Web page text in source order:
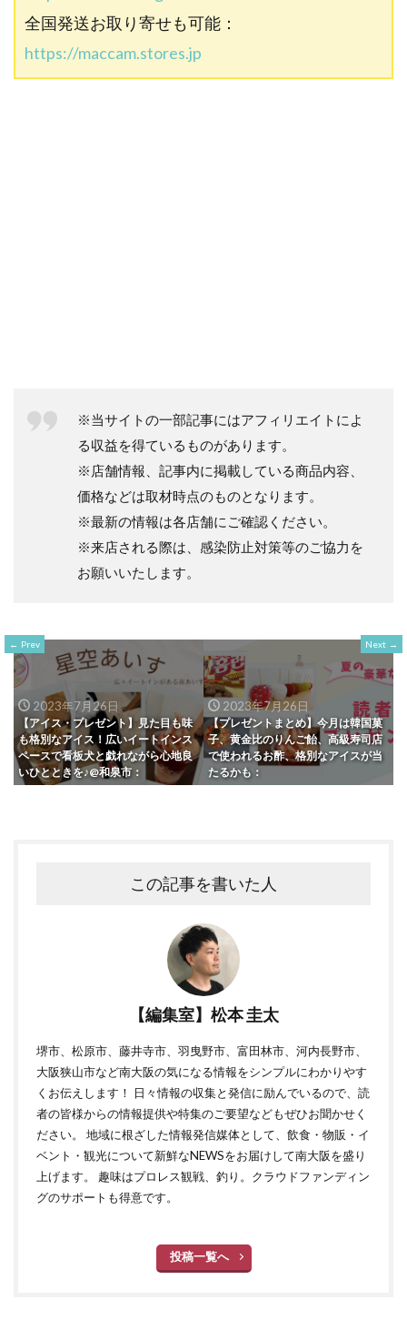
全国発送お取り寄せも可能：
https://maccam.stores.jp
※当サイトの一部記事にはアフィリエイトによ
る収益を得ているものがあります。
※店舗情報、記事内に掲載している商品内容、
価格などは取材時点のものとなります。
※最新の情報は各店舗にご確認ください。
※来店される際は、感染防止対策等のご協力を
お願いいたします。
Prev
2023年7月26日
【アイス・プレゼント】見た目も味
も格別なアイス！広いイートインス
ペースで看板犬と戯れながら心地良
いひとときを♪@和泉市：
Next
2023年7月26日
【プレゼントまとめ】今月は韓国菓
子、黄金比のりんご飴、高級寿司店
で使われるお酢、格別なアイスが当
たるかも：
この記事を書いた人
【編集室】松本 圭太
堺市、松原市、藤井寺市、羽曳野市、富田林市、河内長野市、
大阪狭山市など南大阪の気になる情報をシンプルにわかりやす
くお伝えします！ 日々情報の収集と発信に励んでいるので、読
者の皆様からの情報提供や特集のご要望などもぜひお聞かせく
ださい。 地域に根ざした情報発信媒体として、飲食・物販・イ
ベント・観光について新鮮なNEWSをお届けして南大阪を盛り
上げます。 趣味はプロレス観戦、釣り。クラウドファンディン
グのサポートも得意です。
投稿一覧へ